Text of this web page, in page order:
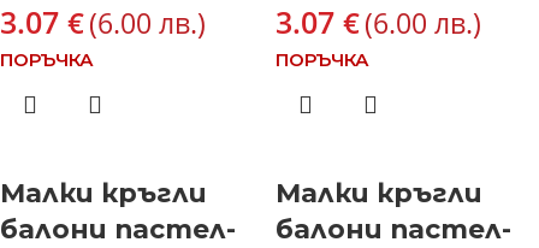
3.07 €(6.00 лв.)
ПОРЪЧКА
3.07 €(6.00 лв.)
ПОРЪЧКА
Малки кръгли
балони пастел-
Малки кръгли
балони пастел-